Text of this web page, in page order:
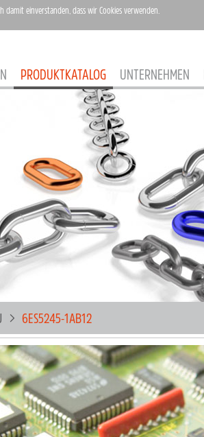
PRODUKTKATALOG UNTERNEHMEN
6ES5245-1AB12
damit einverstanden, dass wir Cookies verwenden.